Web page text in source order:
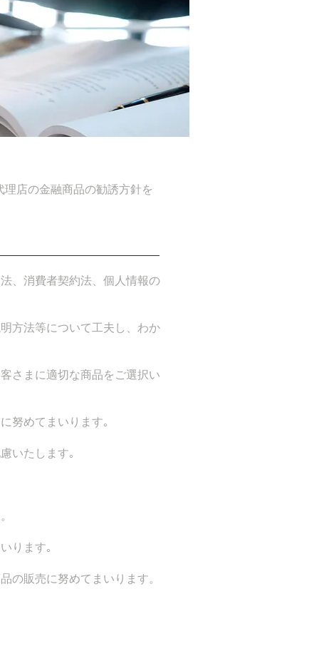
店の金融商品の勧誘方針を
、消費者契約法、個人情報の
方法等について工夫し、わか
さまに適切な商品をご選択い
努めてまいります｡
いたします｡
ります｡
の販売に努めてまいります。